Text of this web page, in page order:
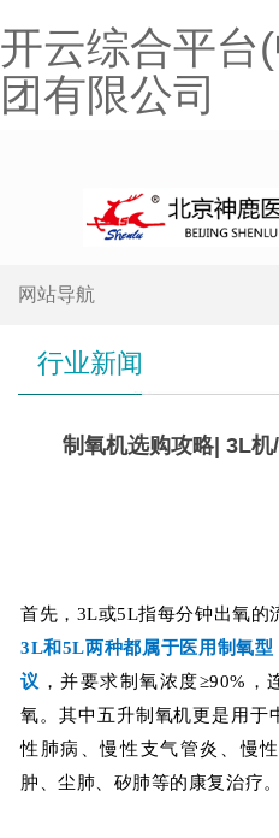
开云综合平台
团有限公司
网站导航
行业新闻
制氧机选购攻略| 3L
首先，3L或5L指每分钟出氧的
3L和5L两种都属于医用制氧型
议 ，并要求制氧浓度≥90%，
氧。其中五升制氧机更是用于
性肺病、慢性支气管炎、慢
肿、尘肺、矽肺等的康复治疗。